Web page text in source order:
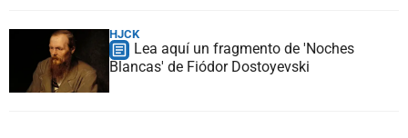
HJCK
Lea aquí un fragmento de 'Noches
Blancas' de Fiódor Dostoyevski